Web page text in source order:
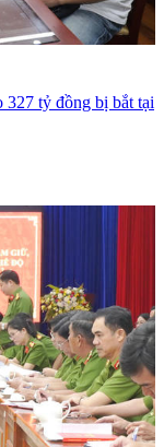
tỷ đồng bị bắt tại